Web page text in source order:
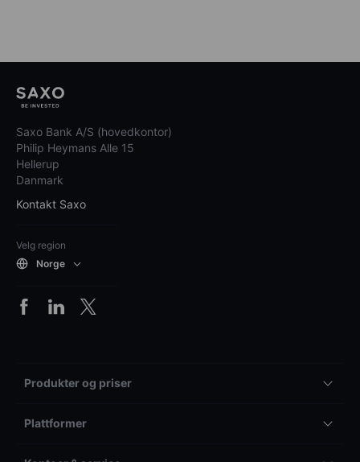
Saxo Bank A/S (hovedkontor)
Philip Heymans Alle 15
Hellerup
Danmark
Kontakt Saxo
Velg region
Norge
Produkter og priser
Plattformer